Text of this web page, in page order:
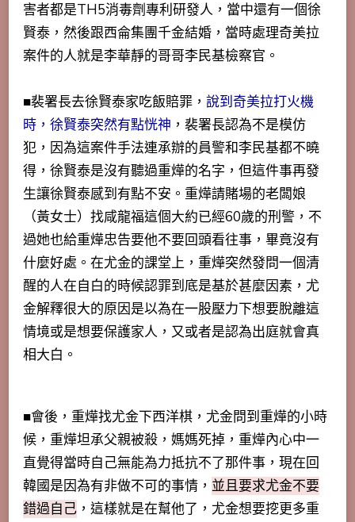
害者都是TH5消毒劑專利研發人，當中還有一個徐
賢泰，然後跟西侖集團千金結婚，當時處理奇美拉
案件的人就是李華靜的哥哥李民基檢察官。
■裴署長去徐賢泰家吃飯賠罪， 說到奇美拉打火機
時，徐賢泰突然有點恍神 ，裴署長認為不是模仿
犯，因為這案件手法連承辦的員警和李民基都不曉
得，徐賢泰是沒有聽過重燁的名字，但這件事再發
生讓徐賢泰感到有點不安。重燁請賭場的老闆娘
（黃女士）找咸龍福這個大約已經60歲的刑警，不
過她也給重燁忠告要他不要回頭看往事，畢竟沒有
什麼好處。在尤金的課堂上，重燁突然發問一個清
醒的人在自白的時候認罪到底是基於甚麼因素，尤
金解釋很大的原因是以為在一股壓力下想要脫離這
情境或是想要保護家人，又或者是認為出庭就會真
相大白。
■會後，重燁找尤金下西洋棋，尤金問到重燁的小時
候，重燁坦承父親被殺，媽媽死掉，重燁內心中一
直覺得當時自己無能為力抵抗不了那件事，現在回
韓國是因為有非做不可的事情， 並且要求尤金不要
錯過自己 ，這樣就是在幫他了，尤金想要挖更多重